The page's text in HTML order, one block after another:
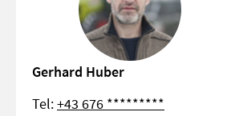
Gerhard Huber
Tel:+43 676 *********